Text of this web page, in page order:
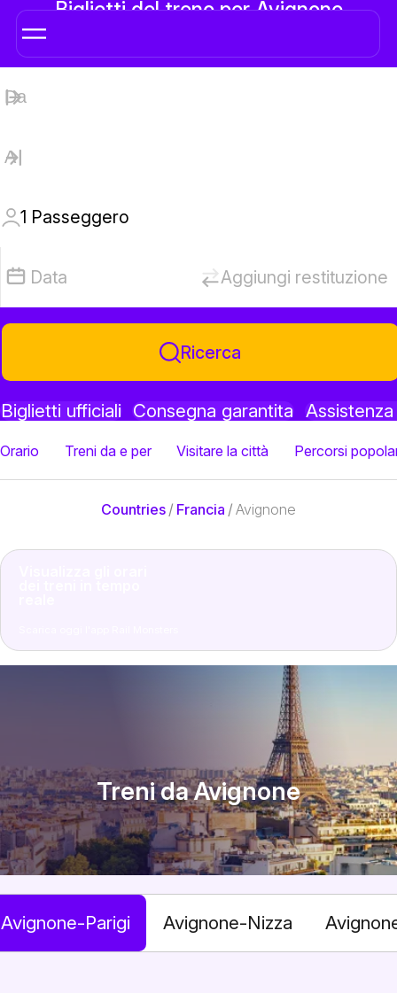
Biglietti del treno per Avignone
1 Passeggero
Data Aggiungi restituzione
Ricerca
Biglietti ufficiali Consegna garantita
Orario Treni da e per Visitare la città Percorsi
Countries/ Francia / Avignone
Treni da Avignone
Avignone-Parigi Avignone-Nizza